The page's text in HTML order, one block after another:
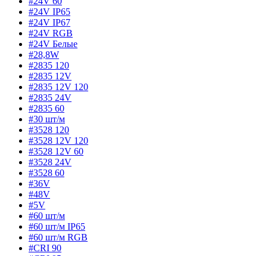
#24V IP65
#24V IP67
#24V RGB
#24V Белые
#28,8W
#2835 120
#2835 12V
#2835 12V 120
#2835 24V
#2835 60
#30 шт/м
#3528 120
#3528 12V 120
#3528 12V 60
#3528 24V
#3528 60
#36V
#48V
#5V
#60 шт/м
#60 шт/м IP65
#60 шт/м RGB
#CRI 90